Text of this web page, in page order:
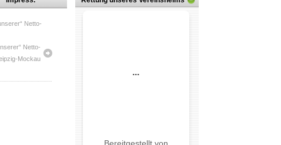
Netto-
Netto-
Mockau